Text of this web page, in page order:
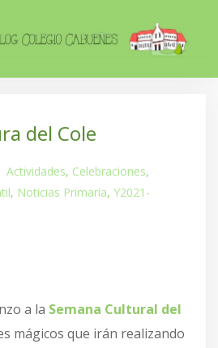
del Cole
Actividades, Celebraciones,
, Noticias Primaria, Y2021-
a la Semana Cultural del
mágicos que irán realizando